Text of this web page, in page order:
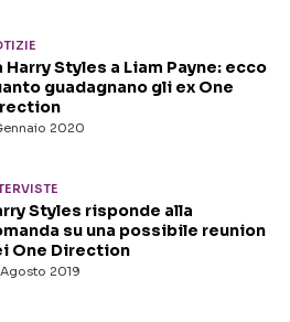
2020
Harry Styles a Liam Payne: ecco
guadagnano gli ex One
2019
Styles risponde alla
su una possibile reunion
One Direction